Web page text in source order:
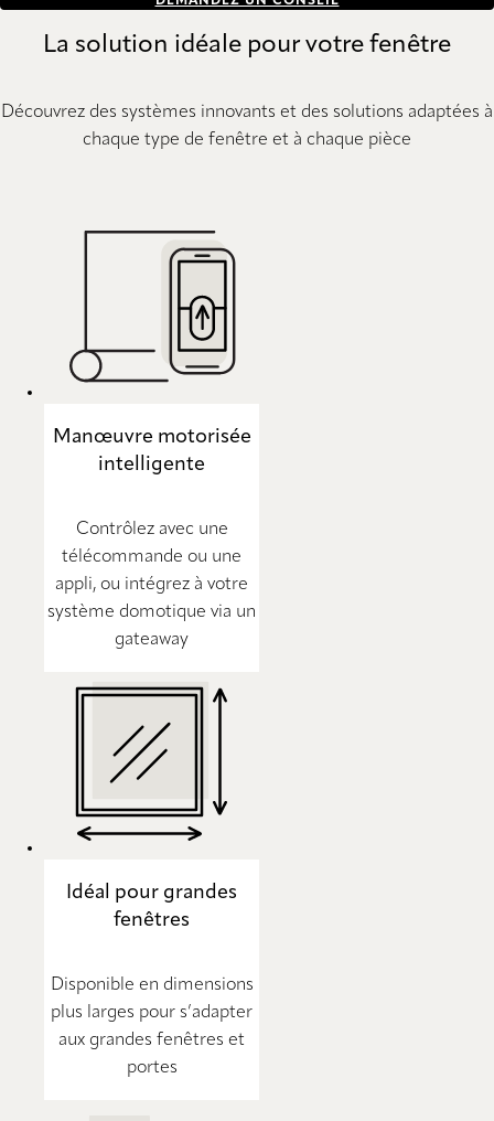
La solution idéale pour votre fenêtre
Découvrez des systèmes innovants et des solutions adaptées à
chaque type de fenêtre et à chaque pièce
Manœuvre motorisée
intelligente
Contrôlez avec une
télécommande ou une
appli, ou intégrez à votre
système domotique via un
gateaway
Idéal pour grandes
fenêtres
Disponible en dimensions
plus larges pour s’adapter
aux grandes fenêtres et
portes